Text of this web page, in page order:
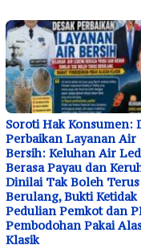
Soroti Hak Konsumen:
Perbaikan Layanan Air
Bersih: Keluhan Air
Berasa Payau dan
Dinilai Tak Boleh Terus
Berulang, Bukti Ketidak
Pedulian Pemkot dan
Pembodohan Pakai
Klasik